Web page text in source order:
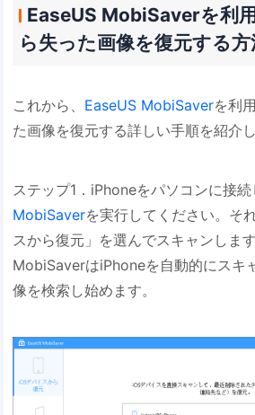
EaseUS MobiSaverを利
ら失った画像を復元する方
これから、 EaseUS MobiSaverを利
た画像を復元する詳しい手順を紹介し
ステップ1．iPhoneをパソコンに接続
MobiSaverを実行してください。そ
スから復元」を選んでスキャンしま
MobiSaverはiPhoneを自動的にスキ
像を検索し始めます。